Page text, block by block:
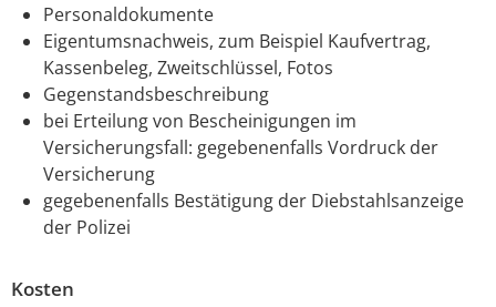
Personaldokumente
Eigentumsnachweis, zum Beispiel Kaufvertrag,
Kassenbeleg, Zweitschlüssel, Fotos
Gegenstandsbeschreibung
bei Erteilung von Bescheinigungen im
Versicherungsfall: gegebenenfalls Vordruck der
Versicherung
gegebenenfalls Bestätigung der Diebstahlsanzeige
der Polizei
Kosten